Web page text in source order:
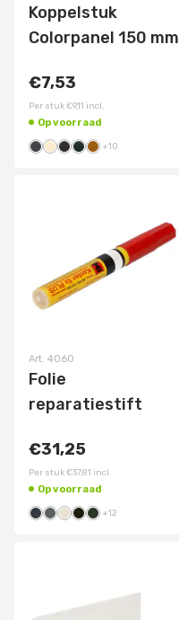
Koppelstuk
Colorpanel 150 mm
€7,53
Per stuk€9,11 incl.
Op voorraad
+10
Art. 4060
Folie
reparatiestift
€31,25
Per stuk€37,81 incl.
Op voorraad
+12